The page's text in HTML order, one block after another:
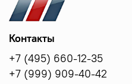
Контакты
+7 (495) 660-12-35
+7 (999) 909-40-42